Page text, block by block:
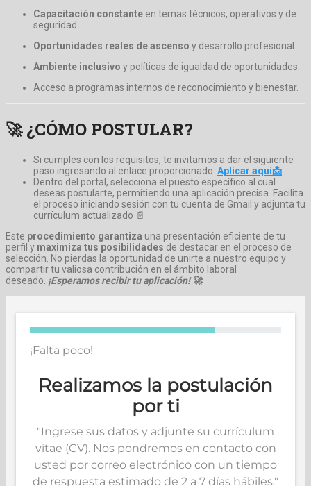
Capacitación constante en temas técnicos, operativos y de
seguridad.
Oportunidades reales de ascenso y desarrollo profesional.
Ambiente inclusivo y políticas de igualdad de oportunidades.
Acceso a programas internos de reconocimiento y bienestar.
🚀 ¿CÓMO POSTULAR?
Si cumples con los requisitos, te invitamos a dar el siguiente
paso ingresando al enlace proporcionado: Aplicar aquí📩
Dentro del portal, selecciona el puesto específico al cual
deseas postularte, permitiendo una aplicación precisa. Facilita
el proceso iniciando sesión con tu cuenta de Gmail y adjunta tu
currículum actualizado 📄.
Este procedimiento garantiza una presentación eficiente de tu
perfil y maximiza tus posibilidades de destacar en el proceso de
selección. No pierdas la oportunidad de unirte a nuestro equipo y
compartir tu valiosa contribución en el ámbito laboral
deseado. ¡Esperamos recibir tu aplicación! 🚀